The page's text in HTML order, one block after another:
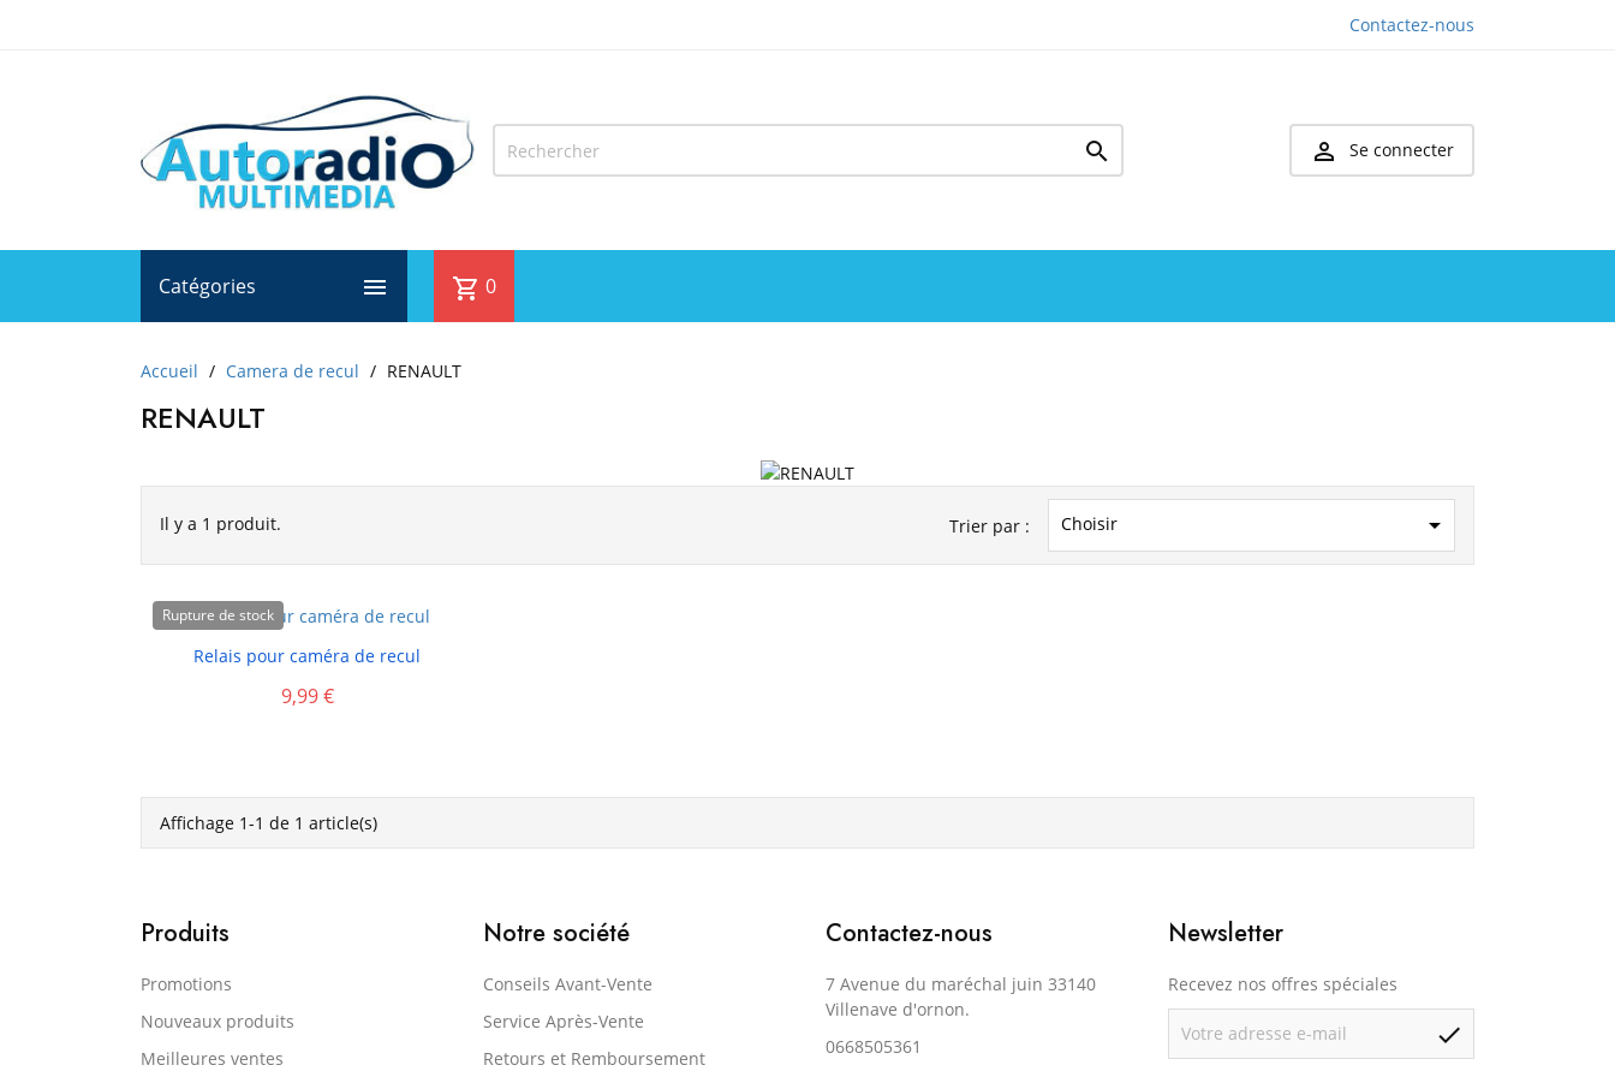
Contactez-nous
  Se connecter
Catégories  shopping_cart 0
Accueil Camera de recul RENAULT
RENAULT
Il y a 1 produit. Trier par : Choisir 
Rupture de stock

Relais pour caméra de recul
9,99 €
Affichage 1-1 de 1 article(s)
Produits
Promotions
Nouveaux produits
Meilleures ventes
Notre société
Conseils Avant-Vente
Service Après-Vente
Retours et Remboursement
Contactez-nous
7 Avenue du maréchal juin 33140
Villenave d'ornon.
0668505361
Newsletter
Recevez nos offres spéciales
check